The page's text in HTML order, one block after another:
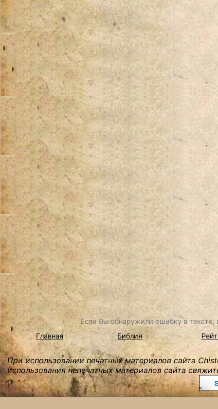
Если Вы обнаружили ошибку в
Главная
Библия
При использовании печатных материалов сайта
использования непечатных материалов сайта